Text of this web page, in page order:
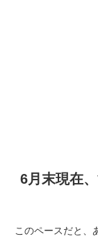
6月末現在
このペースだと、